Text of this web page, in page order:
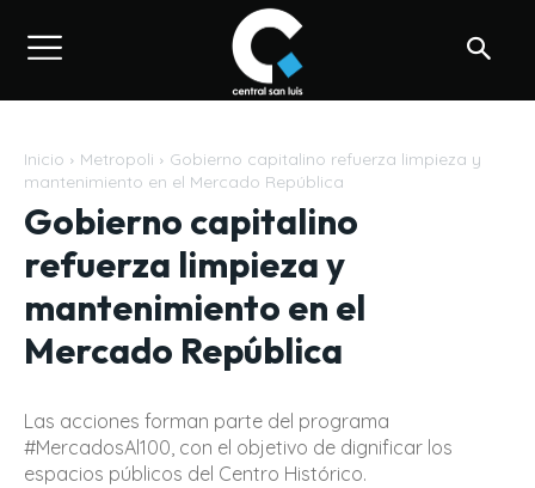
Inicio Metropoli
Gobierno capitalino refuerza limpieza y
mantenimiento en el Mercado República
Gobierno capitalino
refuerza limpieza y
mantenimiento en el
Mercado República
Las acciones forman parte del programa
#MercadosAl100, con el objetivo de dignificar los
espacios públicos del Centro Histórico.